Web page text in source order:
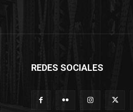
REDES SOCIALES